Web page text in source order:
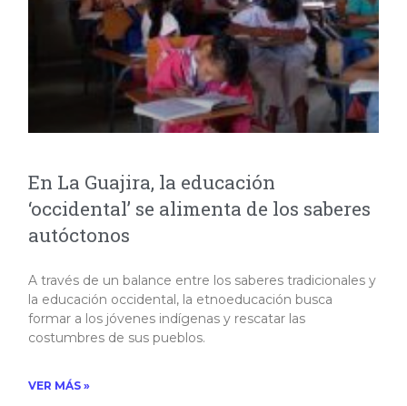
En La Guajira, la educación
‘occidental’ se alimenta de los saberes
autóctonos
A través de un balance entre los saberes tradicionales y
la educación occidental, la etnoeducación busca
formar a los jóvenes indígenas y rescatar las
costumbres de sus pueblos.
VER MÁS »